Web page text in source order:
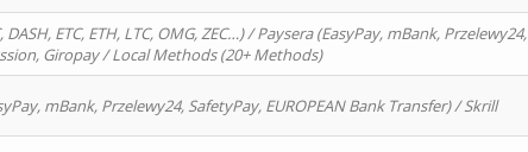
ETC, ETH, LTC, OMG, ZEC…) / Paysera (EasyPay, mBank, Przelewy24,
Giropay / Local Methods (20+ Methods)
mBank, Przelewy24, SafetyPay, EUROPEAN Bank Transfer) / Skrill